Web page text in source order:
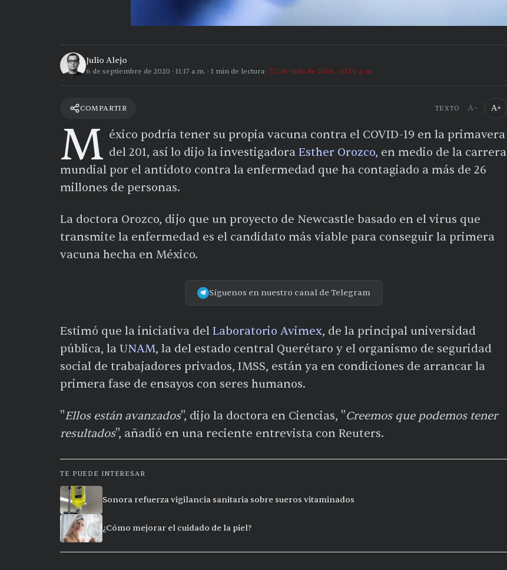
Julio Alejo
6 de septiembre de 2020 · 11:17 a.m. · 1 min de lectura 2 de julio de 2026 · 02:10 p.m.
COMPARTIR TEXTO A− A+
M éxico podría tener su propia vacuna contra el COVID-19 en la primavera
del 201, así lo dijo la investigadora Esther Orozco, en medio de la carrera
mundial por el antídoto contra la enfermedad que ha contagiado a más de 26
millones de personas.
La doctora Orozco, dijo que un proyecto de Newcastle basado en el virus que
transmite la enfermedad es el candidato más viable para conseguir la primera
vacuna hecha en México.
Síguenos en nuestro canal de Telegram
Estimó que la iniciativa del Laboratorio Avimex, de la principal universidad
pública, la UNAM, la del estado central Querétaro y el organismo de seguridad
social de trabajadores privados, IMSS, están ya en condiciones de arrancar la
primera fase de ensayos con seres humanos.
"Ellos están avanzados", dijo la doctora en Ciencias, "Creemos que podemos tener
resultados", añadió en una reciente entrevista con Reuters.
TE PUEDE INTERESAR
Sonora refuerza vigilancia sanitaria sobre sueros vitaminados
¿Cómo mejorar el cuidado de la piel?